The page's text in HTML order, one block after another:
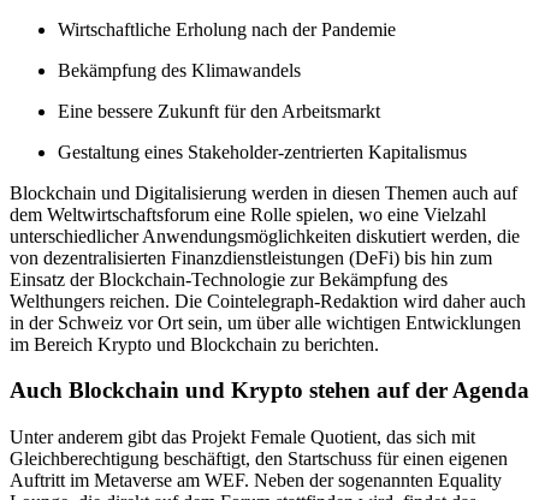
Wirtschaftliche Erholung nach der Pandemie
Bekämpfung des Klimawandels
Eine bessere Zukunft für den Arbeitsmarkt
Gestaltung eines Stakeholder-zentrierten Kapitalismus
Blockchain und Digitalisierung werden in diesen Themen auch auf
dem Weltwirtschaftsforum eine Rolle spielen, wo eine Vielzahl
unterschiedlicher Anwendungsmöglichkeiten diskutiert werden, die
von dezentralisierten Finanzdienstleistungen (DeFi) bis hin zum
Einsatz der Blockchain-Technologie zur Bekämpfung des
Welthungers reichen. Die Cointelegraph-Redaktion wird daher auch
in der Schweiz vor Ort sein, um über alle wichtigen Entwicklungen
im Bereich Krypto und Blockchain zu berichten.
Auch Blockchain und Krypto stehen auf der Agenda
Unter anderem gibt das Projekt Female Quotient, das sich mit
Gleichberechtigung beschäftigt, den Startschuss für einen eigenen
Auftritt im Metaverse am WEF. Neben der sogenannten Equality